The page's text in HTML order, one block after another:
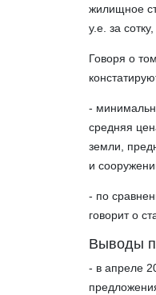
жилищное
у.е. за
Говоря о
-
средняя
земли,
и
- по
говорит о
Выводы
- в апреле